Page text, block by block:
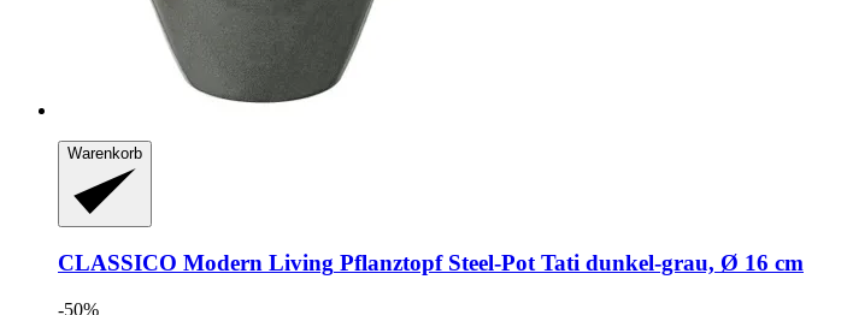
Warenkorb
CLASSICO Modern Living Pflanztopf Steel-​Pot Tati dunkel-​grau, Ø 16 cm
-50%